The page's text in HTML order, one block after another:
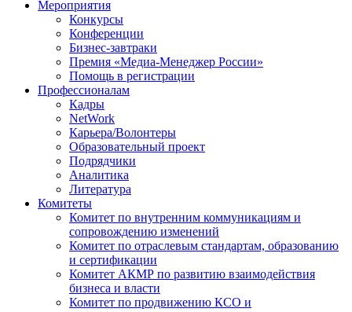
Мероприятия
Конкурсы
Конференции
Бизнес-завтраки
Премия «Медиа-Менеджер России»
Помощь в регистрации
Профессионалам
Кадры
NetWork
Карьера/Волонтеры
Образовательный проект
Подрядчики
Аналитика
Литература
Комитеты
Комитет по внутренним коммуникациям и
сопровождению изменений
Комитет по отраслевым стандартам, образованию
и сертификации
Комитет АКМР по развитию взаимодействия
бизнеса и власти
Комитет по продвижению КСО и